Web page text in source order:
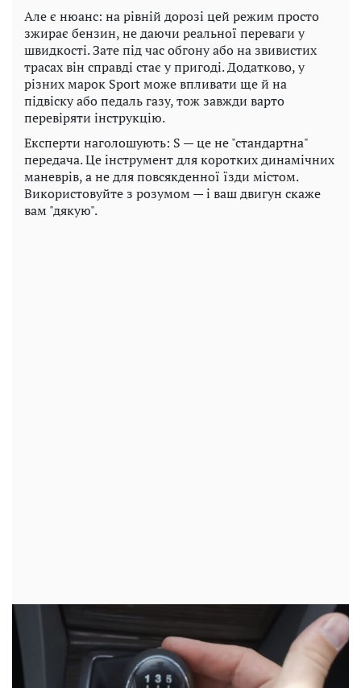
Але є нюанс: на рівній дорозі цей режим просто
зжирає бензин, не даючи реальної переваги у
швидкості. Зате під час обгону або на звивистих
трасах він справді стає у пригоді. Додатково, у
різних марок Sport може впливати ще й на
підвіску або педаль газу, тож завжди варто
перевіряти інструкцію.
Експерти наголошують: S — це не "стандартна"
передача. Це інструмент для коротких динамічних
маневрів, а не для повсякденної їзди містом.
Використовуйте з розумом — і ваш двигун скаже
вам "дякую".